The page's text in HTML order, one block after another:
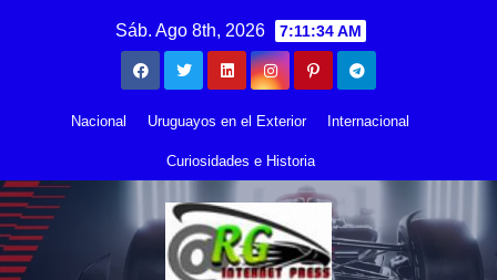
Sáb. Ago 8th, 2026 7:11:35 AM
Nacional Uruguayos en el Exterior Internacional
Curiosidades e Historia